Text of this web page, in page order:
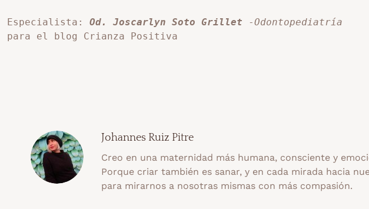
Especialista: Od. Joscarlyn Soto Grillet -Odontopediatría
para el blog Crianza Positiva
Johannes Ruiz Pitre
Creo en una maternidad más humana, consciente y
Porque criar también es sanar, y en cada mirada hacia
para mirarnos a nosotras mismas con más compasión.